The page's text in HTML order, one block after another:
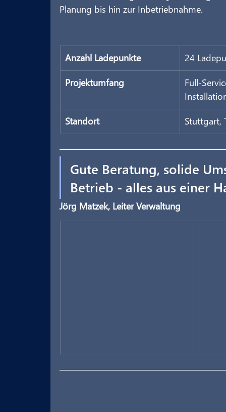
Planung bis hin zur Inbetriebnahme.
Anzahl Ladepunkte
24
Projektumfang
Full-
Standort
Stuttgart,
Gute Beratung, solide
Betrieb - alles aus einer
Jörg Matzek, Leiter Verwaltung